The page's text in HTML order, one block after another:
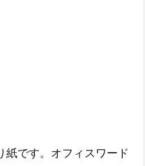
紙です。オフィスワード